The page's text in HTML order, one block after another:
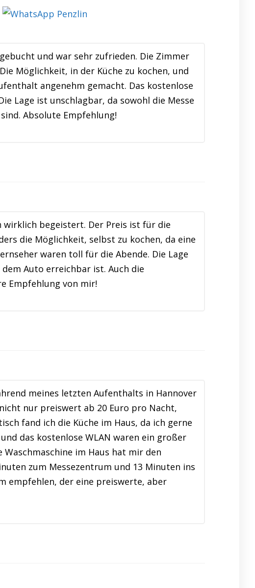
und war sehr zufrieden. Die Zimmer
Möglichkeit, in der Küche zu kochen, und
angenehm gemacht. Das kostenlose
Lage ist unschlagbar, da sowohl die Messe
Absolute Empfehlung!
wirklich begeistert. Der Preis ist für die
die Möglichkeit, selbst zu kochen, da eine
waren toll für die Abende. Die Lage
Auto erreichbar ist. Auch die
Empfehlung von mir!
meines letzten Aufenthalts in Hannover
nur preiswert ab 20 Euro pro Nacht,
fand ich die Küche im Haus, da ich gerne
das kostenlose WLAN waren ein großer
im Haus hat mir den
zum Messezentrum und 13 Minuten ins
empfehlen, der eine preiswerte, aber